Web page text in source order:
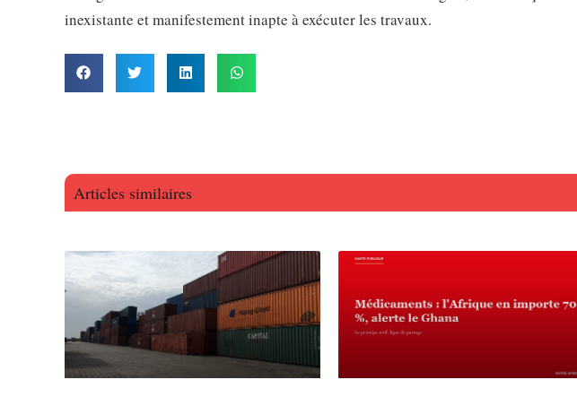
inexistante et manifestement inapte à exécuter les travaux.
Articles similaires